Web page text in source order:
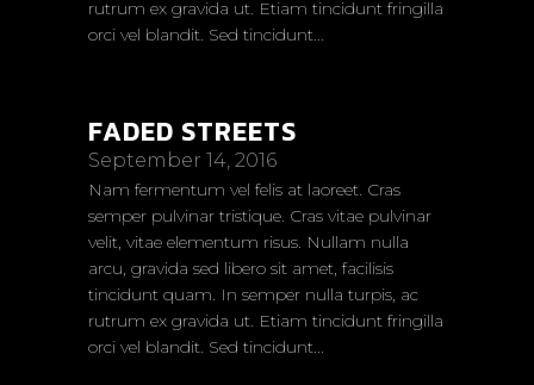
rutrum ex gravida ut. Etiam tincidunt fringilla
orci vel blandit. Sed tincidunt...
FADED STREETS
September 14, 2016
Nam fermentum vel felis at laoreet. Cras
semper pulvinar tristique. Cras vitae pulvinar
velit, vitae elementum risus. Nullam nulla
arcu, gravida sed libero sit amet, facilisis
tincidunt quam. In semper nulla turpis, ac
rutrum ex gravida ut. Etiam tincidunt fringilla
orci vel blandit. Sed tincidunt...